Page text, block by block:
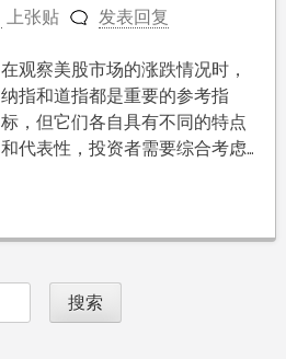
上张贴 发表回复
在观察美股市场的涨跌情况时，
纳指和道指都是重要的参考指
标，但它们各自具有不同的特点
和代表性，投资者需要综合考虑…
搜索